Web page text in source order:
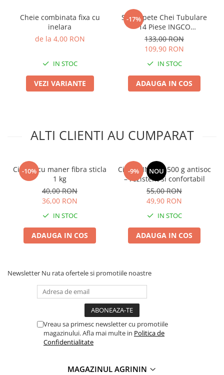
Cheie combinata fixa cu
inelara
de la 4,00 RON
IN STOC
VEZI VARIANTE
-17%
Set Capete Chei Tubulare
14 Piese INGCO
HKISSD12141 - Prindere 1/2
Inch
133,00 RON
109,90 RON
IN STOC
ADAUGA IN COS
ALTI CLIENTI AU CUMPARAT
-10%
Ciocan cu maner fibra sticla
1 kg
40,00 RON
36,00 RON
IN STOC
ADAUGA IN COS
-9% NOU
Ciocan INGCO 500 g antisoc
– rezistent si confortabil
55,00 RON
49,90 RON
IN STOC
ADAUGA IN COS
Newsletter Nu rata ofertele si promotiile noastre
Vreau sa primesc newsletter cu promotiile
magazinului. Afla mai multe in Politica de
Confidentialitate
MAGAZINUL AGRININ